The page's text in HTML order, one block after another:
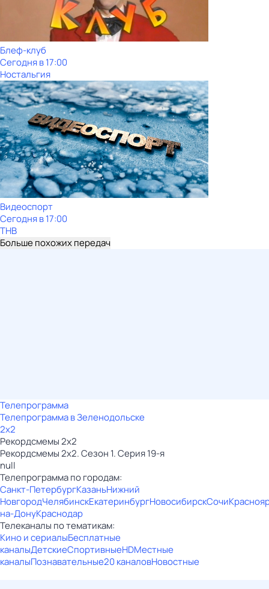
Блеф-клуб
Сегодня в 17:00
Ностальгия
Видеоспорт
Сегодня в 17:00
ТНВ
Больше похожих передач
Телепрограмма
Телепрограмма в Зеленодольске
2x2
Рекордсмемы 2х2
Рекордсмемы 2х2. Сезон 1. Серия 19-я
null
Телепрограмма по городам:
Санкт-ПетербургКазаньНижний
НовгородЧелябинскЕкатеринбургНовосибирскСочи
на-ДонуКраснодар
Телеканалы по тематикам:
Кино и сериалыБесплатные
каналыДетскиеСпортивныеHDМестные
каналыПознавательные20 каналовНовостные